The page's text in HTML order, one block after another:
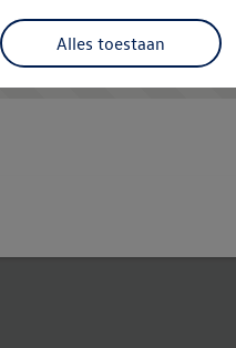
Alles toestaan